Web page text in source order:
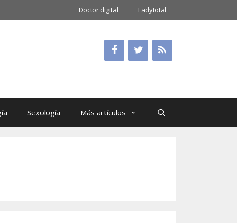
Doctor digital Ladytotal
Sexología Más artículos